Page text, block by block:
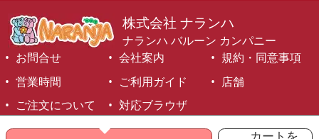
株式会社 ナランハ
ナランハ バルーン カンパニー
お問合せ
会社案内
規約・同意事項
営業時間
ご利用ガイド
店舗
ご注文について
対応ブラウザ
©1999-2026 NARANJA Inc. All Rights Reserved.